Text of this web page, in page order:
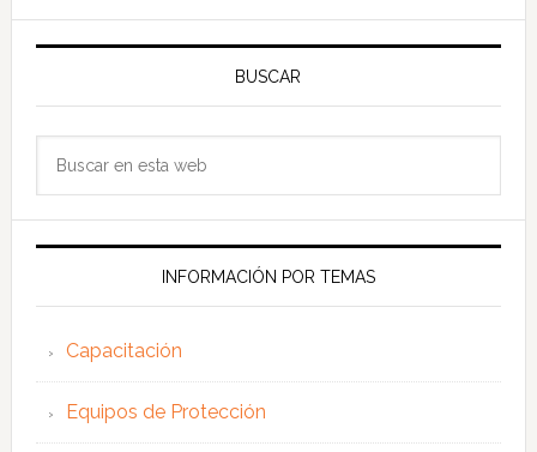
BUSCAR
web
INFORMACIÓN POR TEMAS
Capacitación
Equipos de Protección